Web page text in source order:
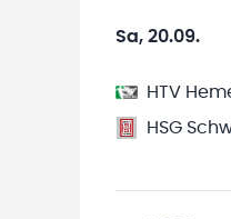
Sa, 20.09.
HTV
HSG